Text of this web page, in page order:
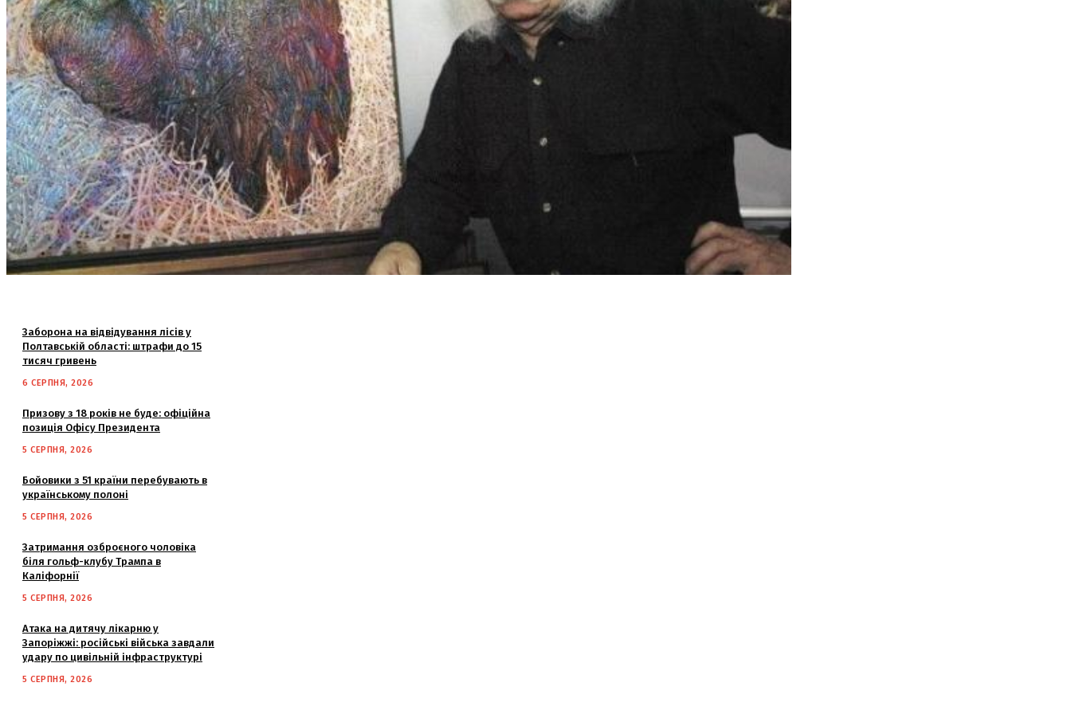
Заборона на відвідування лісів у
Полтавській області: штрафи до 15
тисяч гривень
6 СЕРПНЯ, 2026
Призову з 18 років не буде: офіційна
позиція Офісу Президента
5 СЕРПНЯ, 2026
Бойовики з 51 країни перебувають в
українському полоні
5 СЕРПНЯ, 2026
Затримання озброєного чоловіка
біля гольф-клубу Трампа в
Каліфорнії
5 СЕРПНЯ, 2026
Атака на дитячу лікарню у
Запоріжжі: російські війська завдали
удару по цивільній інфраструктурі
5 СЕРПНЯ, 2026